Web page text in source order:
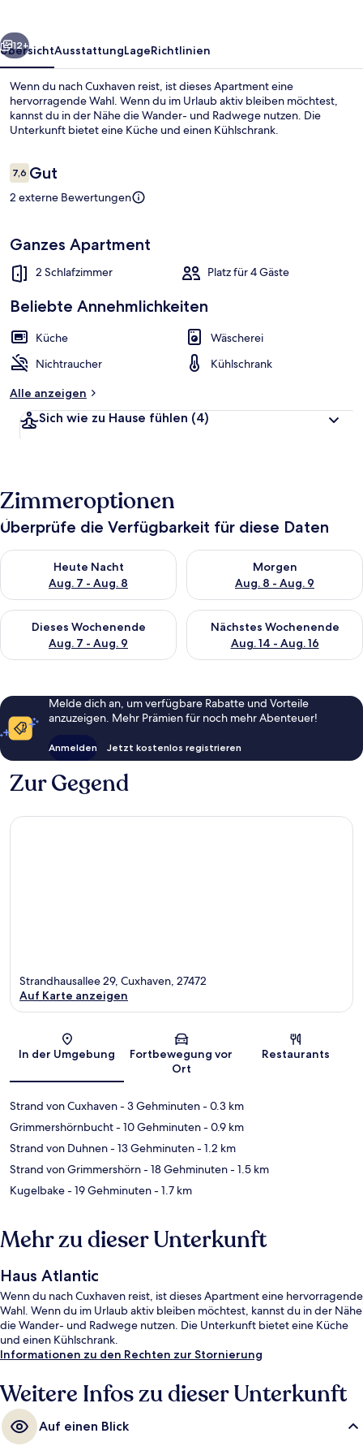
Weiter
12+
ÜbersichtAusstattungLageRichtlinien
Wenn du nach Cuxhaven reist, ist dieses Apartment eine
hervorragende Wahl. Wenn du im Urlaub aktiv bleiben möchtest,
kannst du in der Nähe die Wander- und Radwege nutzen. Die
Unterkunft bietet eine Küche und einen Kühlschrank.
Bewertungen
7,67,6 von 10.
Gut
2 externe Bewertungen
Ganzes Apartment
2 Schlafzimmer Platz für 4 Gäste
Beliebte Annehmlichkeiten
Küche
Wäscherei
Nichtraucher
Kühlschrank
Alle anzeigen
Sich wie zu Hause fühlen (4)
Zimmeroptionen
Überprüfe die Verfügbarkeit für diese Daten
Heute Nacht
Aug. 7 - Aug. 8
Überprüfe die Verfügbarkeit für heute Nacht, Aug. 7 - Aug. 8.
Morgen
Aug. 8 - Aug. 9
Überprüfe die Verfügbarkeit
Dieses Wochenende
Aug. 7 - Aug. 9
Überprüfe die Verfügbarkeit für dieses Wochenende, Aug. 7
Nächstes Wochenende
Aug. 14 - Aug. 16
Überprüfe die Verfügbarkeit
Melde dich an, um verfügbare Rabatte und Vorteile
anzuzeigen. Mehr Prämien für noch mehr Abenteuer!
Anmelden Jetzt kostenlos registrieren
Zur Gegend
Karte
Strandhausallee 29, Cuxhaven, 27472
Auf Karte anzeigen
In der Umgebung
Fortbewegung vor
Ort
Restaurants
Strand von Cuxhaven- 3 Gehminuten- 0.3 km
Grimmershörnbucht- 10 Gehminuten- 0.9 km
Strand von Duhnen- 13 Gehminuten- 1.2 km
Strand von Grimmershörn- 18 Gehminuten- 1.5 km
Kugelbake- 19 Gehminuten- 1.7 km
Mehr zu dieser Unterkunft
Haus Atlantic
Wenn du nach Cuxhaven reist, ist dieses Apartment eine hervorragende
Wahl. Wenn du im Urlaub aktiv bleiben möchtest, kannst du in der Nähe
die Wander- und Radwege nutzen. Die Unterkunft bietet eine Küche
und einen Kühlschrank.
Informationen zu den Rechten zur Stornierung
Weitere Infos zu dieser Unterkunft
Auf einen Blick